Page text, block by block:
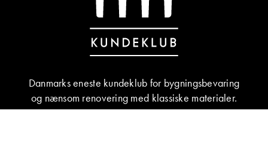
Danmarks eneste kundeklub for bygningsbevaring
og nænsom renovering med klassiske materialer.